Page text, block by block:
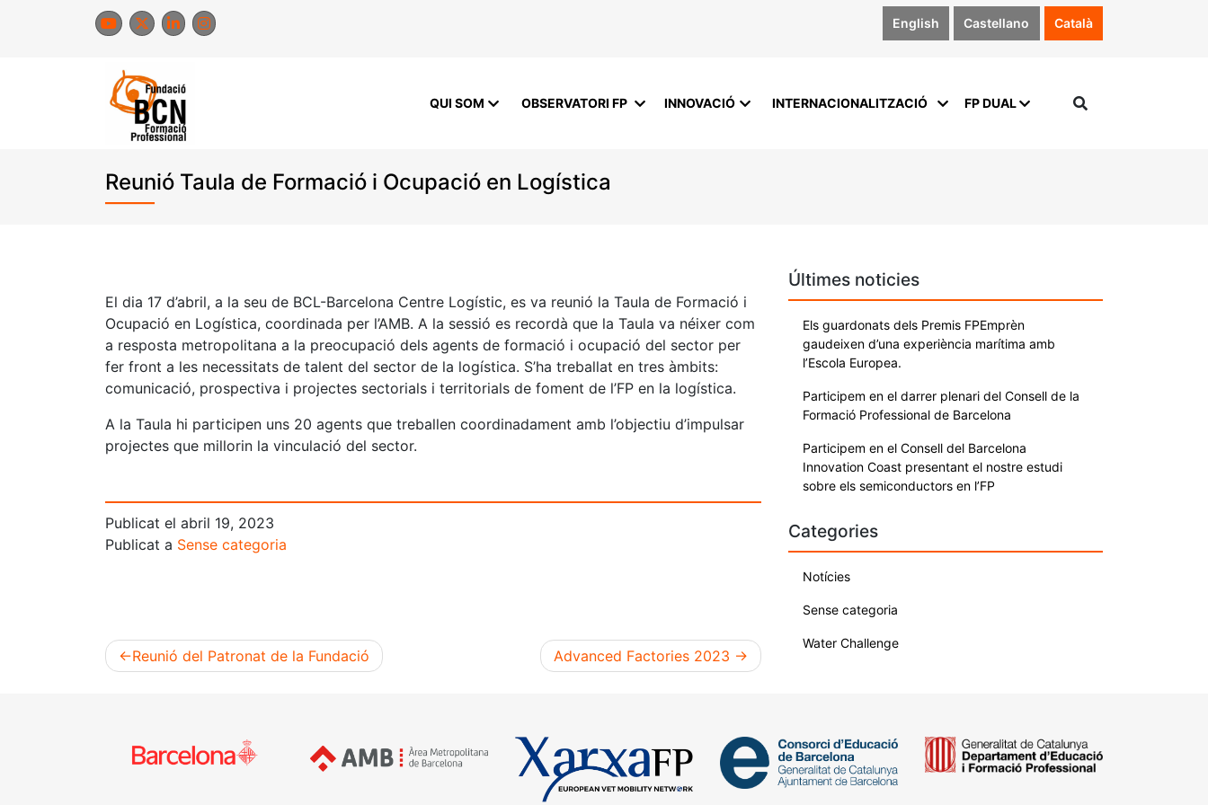
English Castellano Català
Reunió Taula de Formació i Ocupació en Logística
QUI SOM OBSERVATORI FP INNOVACIÓ INTERNACIONALITZACIÓ FP DUAL
El dia 17 d’abril, a la seu de BCL-Barcelona Centre Logístic, es va reunió la Taula de Formació i
Ocupació en Logística, coordinada per l’AMB. A la sessió es recordà que la Taula va néixer com
a resposta metropolitana a la preocupació dels agents de formació i ocupació del sector per
fer front a les necessitats de talent del sector de la logística. S’ha treballat en tres àmbits:
comunicació, prospectiva i projectes sectorials i territorials de foment de l’FP en la logística.
A la Taula hi participen uns 20 agents que treballen coordinadament amb l’objectiu d’impulsar
projectes que millorin la vinculació del sector.
Publicat el abril 19, 2023
Publicat a Sense categoria
d'entrades
Reunió del Patronat de la Fundació Advanced Factories 2023
Últimes noticies
Els guardonats dels Premis FPEmprèn
gaudeixen d’una experiència marítima amb
l’Escola Europea.
Participem en el darrer plenari del Consell de la
Formació Professional de Barcelona
Participem en el Consell del Barcelona
Innovation Coast presentant el nostre estudi
sobre els semiconductors en l’FP
Categories
Notícies
Sense categoria
Water Challenge